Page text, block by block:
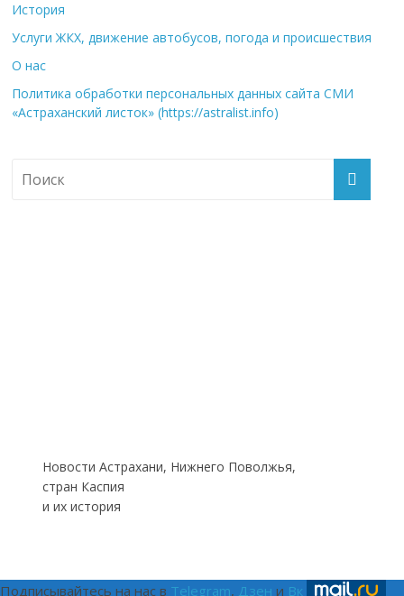
История
Услуги ЖКХ, движение автобусов, погода и происшествия
О нас
Политика обработки персональных данных сайта СМИ
«Астраханский листок» (https://astralist.info)
Новости Астрахани, Нижнего Поволжья,
стран Каспия
и их история
Подписывайтесь на нас в Telegram, Дзен и Вк